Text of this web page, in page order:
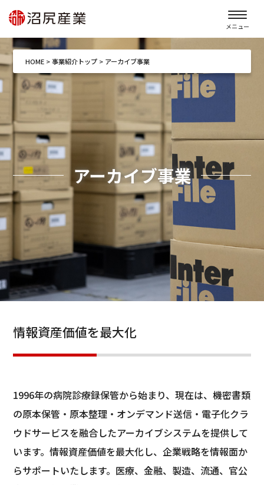
メニュー
HOME> 事業紹介トップ> アーカイブ事業
アーカイブ事業
情報資産価値を最大化
1996年の病院診療録保管から始まり、現在は、機密書類
の原本保管・原本整理・オンデマンド送信・電子化クラ
ウドサービスを融合したアーカイブシステムを提供して
います。情報資産価値を最大化し、企業戦略を情報面か
らサポートいたします。医療、金融、製造、流通、官公